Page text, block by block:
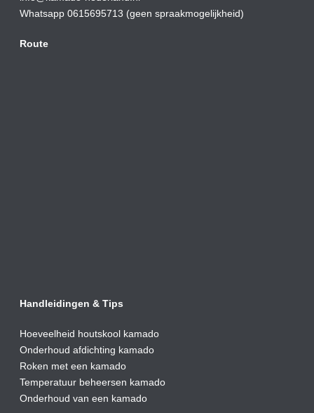
Whatsapp 0615695713 (geen spraakmogelijkheid)
Route
Handleidingen & Tips
Hoeveelheid houtskool kamado
Onderhoud afdichting kamado
Roken met een kamado
Temperatuur beheersen kamado
Onderhoud van een kamado